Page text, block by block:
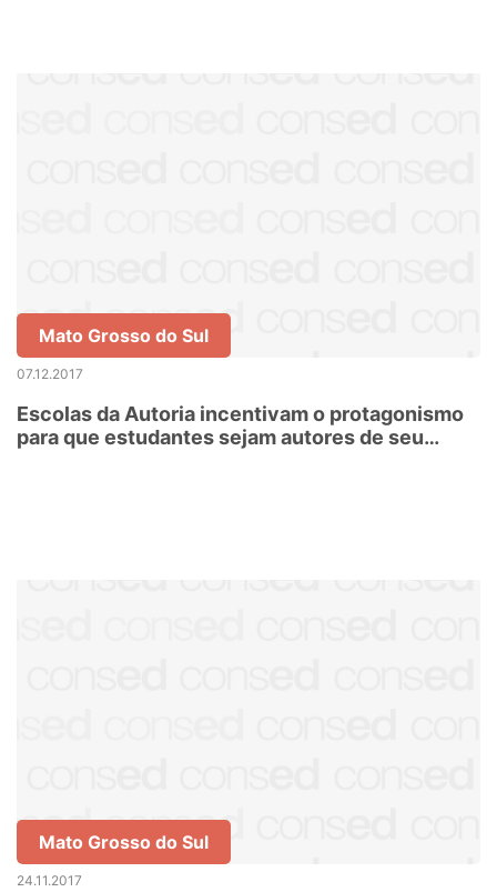
Mato Grosso do Sul
07.12.2017
Escolas da Autoria incentivam o protagonismo
para que estudantes sejam autores de seu
Mato Grosso do Sul
24.11.2017